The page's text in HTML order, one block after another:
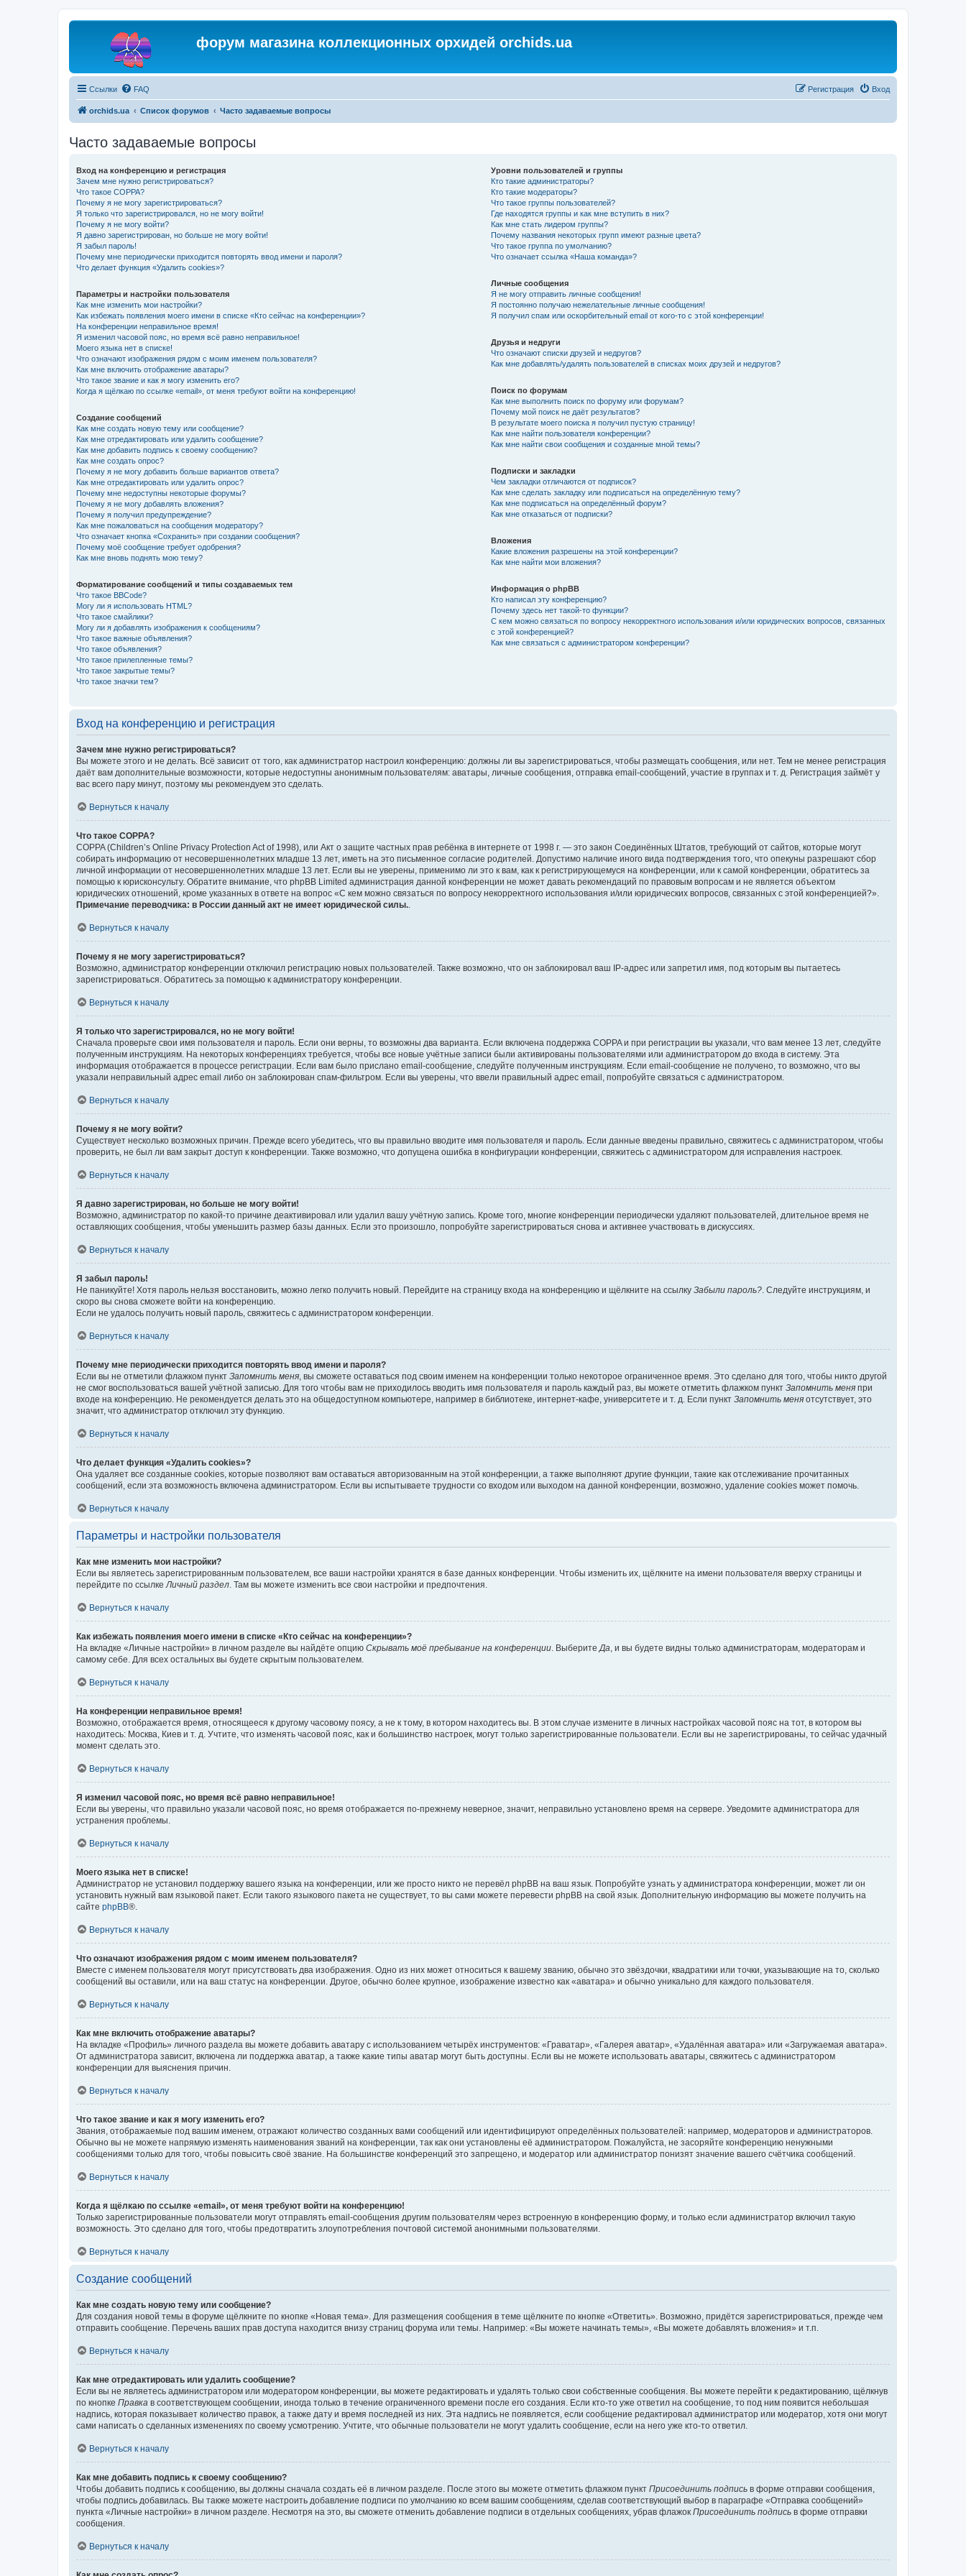
форум магазина коллекционных орхидей orchids.ua
Ссылки FAQ Вход
Регистрация
orchids.ua Список форумов Часто задаваемые вопросы
Часто задаваемые вопросы
Вход на конференцию и регистрация
Зачем мне нужно регистрироваться?
Что такое COPPA?
Почему я не могу зарегистрироваться?
Я только что зарегистрировался, но не могу войти!
Почему я не могу войти?
Я давно зарегистрирован, но больше не могу войти!
Я забыл пароль!
Почему мне периодически приходится повторять ввод имени и пароля?
Что делает функция «Удалить cookies»?
Параметры и настройки пользователя
Как мне изменить мои настройки?
Как избежать появления моего имени в списке «Кто сейчас на конференции»?
На конференции неправильное время!
Я изменил часовой пояс, но время всё равно неправильное!
Моего языка нет в списке!
Что означают изображения рядом с моим именем пользователя?
Как мне включить отображение аватары?
Что такое звание и как я могу изменить его?
Когда я щёлкаю по ссылке «email», от меня требуют войти на конференцию!
Создание сообщений
Как мне создать новую тему или сообщение?
Как мне отредактировать или удалить сообщение?
Как мне добавить подпись к своему сообщению?
Как мне создать опрос?
Почему я не могу добавить больше вариантов ответа?
Как мне отредактировать или удалить опрос?
Почему мне недоступны некоторые форумы?
Почему я не могу добавлять вложения?
Почему я получил предупреждение?
Как мне пожаловаться на сообщения модератору?
Что означает кнопка «Сохранить» при создании сообщения?
Почему моё сообщение требует одобрения?
Как мне вновь поднять мою тему?
Форматирование сообщений и типы создаваемых тем
Что такое BBCode?
Могу ли я использовать HTML?
Что такое смайлики?
Могу ли я добавлять изображения к сообщениям?
Что такое важные объявления?
Что такое объявления?
Что такое прилепленные темы?
Что такое закрытые темы?
Что такое значки тем?
Уровни пользователей и группы
Кто такие администраторы?
Кто такие модераторы?
Что такое группы пользователей?
Где находятся группы и как мне вступить в них?
Как мне стать лидером группы?
Почему названия некоторых групп имеют разные цвета?
Что такое группа по умолчанию?
Что означает ссылка «Наша команда»?
Личные сообщения
Я не могу отправить личные сообщения!
Я постоянно получаю нежелательные личные сообщения!
Я получил спам или оскорбительный email от кого-то с этой конференции!
Друзья и недруги
Что означают списки друзей и недругов?
Как мне добавлять/удалять пользователей в списках моих друзей и недругов?
Поиск по форумам
Как мне выполнить поиск по форуму или форумам?
Почему мой поиск не даёт результатов?
В результате моего поиска я получил пустую страницу!
Как мне найти пользователя конференции?
Как мне найти свои сообщения и созданные мной темы?
Подписки и закладки
Чем закладки отличаются от подписок?
Как мне сделать закладку или подписаться на определённую тему?
Как мне подписаться на определённый форум?
Как мне отказаться от подписки?
Вложения
Какие вложения разрешены на этой конференции?
Как мне найти мои вложения?
Информация о phpBB
Кто написал эту конференцию?
Почему здесь нет такой-то функции?
С кем можно связаться по вопросу некорректного использования и/или юридических вопросов, связанных
с этой конференцией?
Как мне связаться с администратором конференции?
Вход на конференцию и регистрация
Зачем мне нужно регистрироваться?
Вы можете этого и не делать. Всё зависит от того, как администратор настроил конференцию: должны ли вы зарегистрироваться, чтобы размещать сообщения, или нет. Тем не менее регистрация
даёт вам дополнительные возможности, которые недоступны анонимным пользователям: аватары, личные сообщения, отправка email-сообщений, участие в группах и т. д. Регистрация займёт у
вас всего пару минут, поэтому мы рекомендуем это сделать.
Вернуться к началу
Что такое COPPA?
COPPA (Children’s Online Privacy Protection Act of 1998), или Акт о защите частных прав ребёнка в интернете от 1998 г. — это закон Соединённых Штатов, требующий от сайтов, которые могут
собирать информацию от несовершеннолетних младше 13 лет, иметь на это письменное согласие родителей. Допустимо наличие иного вида подтверждения того, что опекуны разрешают сбор
личной информации от несовершеннолетних младше 13 лет. Если вы не уверены, применимо ли это к вам, как к регистрирующемуся на конференции, или к самой конференции, обратитесь за
помощью к юрисконсульту. Обратите внимание, что phpBB Limited администрация данной конференции не может давать рекомендаций по правовым вопросам и не является объектом
юридических отношений, кроме указанных в ответе на вопрос «С кем можно связаться по вопросу некорректного использования и/или юридических вопросов, связанных с этой конференцией?».
Примечание переводчика: в России данный акт не имеет юридической силы..
Вернуться к началу
Почему я не могу зарегистрироваться?
Возможно, администратор конференции отключил регистрацию новых пользователей. Также возможно, что он заблокировал ваш IP-адрес или запретил имя, под которым вы пытаетесь
зарегистрироваться. Обратитесь за помощью к администратору конференции.
Вернуться к началу
Я только что зарегистрировался, но не могу войти!
Сначала проверьте свои имя пользователя и пароль. Если они верны, то возможны два варианта. Если включена поддержка COPPA и при регистрации вы указали, что вам менее 13 лет, следуйте
полученным инструкциям. На некоторых конференциях требуется, чтобы все новые учётные записи были активированы пользователями или администратором до входа в систему. Эта
информация отображается в процессе регистрации. Если вам было прислано email-сообщение, следуйте полученным инструкциям. Если email-сообщение не получено, то возможно, что вы
указали неправильный адрес email либо он заблокирован спам-фильтром. Если вы уверены, что ввели правильный адрес email, попробуйте связаться с администратором.
Вернуться к началу
Почему я не могу войти?
Существует несколько возможных причин. Прежде всего убедитесь, что вы правильно вводите имя пользователя и пароль. Если данные введены правильно, свяжитесь с администратором, чтобы
проверить, не был ли вам закрыт доступ к конференции. Также возможно, что допущена ошибка в конфигурации конференции, свяжитесь с администратором для исправления настроек.
Вернуться к началу
Я давно зарегистрирован, но больше не могу войти!
Возможно, администратор по какой-то причине деактивировал или удалил вашу учётную запись. Кроме того, многие конференции периодически удаляют пользователей, длительное время не
оставляющих сообщения, чтобы уменьшить размер базы данных. Если это произошло, попробуйте зарегистрироваться снова и активнее участвовать в дискуссиях.
Вернуться к началу
Я забыл пароль!
Не паникуйте! Хотя пароль нельзя восстановить, можно легко получить новый. Перейдите на страницу входа на конференцию и щёлкните на ссылку Забыли пароль?. Следуйте инструкциям, и
скоро вы снова сможете войти на конференцию.
Если не удалось получить новый пароль, свяжитесь с администратором конференции.
Вернуться к началу
Почему мне периодически приходится повторять ввод имени и пароля?
Если вы не отметили флажком пункт Запомнить меня, вы сможете оставаться под своим именем на конференции только некоторое ограниченное время. Это сделано для того, чтобы никто другой
не смог воспользоваться вашей учётной записью. Для того чтобы вам не приходилось вводить имя пользователя и пароль каждый раз, вы можете отметить флажком пункт Запомнить меня при
входе на конференцию. Не рекомендуется делать это на общедоступном компьютере, например в библиотеке, интернет-кафе, университете и т. д. Если пункт Запомнить меня отсутствует, это
значит, что администратор отключил эту функцию.
Вернуться к началу
Что делает функция «Удалить cookies»?
Она удаляет все созданные cookies, которые позволяют вам оставаться авторизованным на этой конференции, а также выполняют другие функции, такие как отслеживание прочитанных
сообщений, если эта возможность включена администратором. Если вы испытываете трудности со входом или выходом на данной конференции, возможно, удаление cookies может помочь.
Вернуться к началу
Параметры и настройки пользователя
Как мне изменить мои настройки?
Если вы являетесь зарегистрированным пользователем, все ваши настройки хранятся в базе данных конференции. Чтобы изменить их, щёлкните на имени пользователя вверху страницы и
перейдите по ссылкеЛичный раздел. Там вы можете изменить все свои настройки и предпочтения.
Вернуться к началу
Как избежать появления моего имени в списке «Кто сейчас на конференции»?
На вкладке «Личные настройки» в личном разделе вы найдёте опцию Скрывать моё пребывание на конференции. ВыберитеДа, и вы будете видны только администраторам, модераторам и
самому себе. Для всех остальных вы будете скрытым пользователем.
Вернуться к началу
На конференции неправильное время!
Возможно, отображается время, относящееся к другому часовому поясу, а не к тому, в котором находитесь вы. В этом случае измените в личных настройках часовой пояс на тот, в котором вы
находитесь: Москва, Киев и т. д. Учтите, что изменять часовой пояс, как и большинство настроек, могут только зарегистрированные пользователи. Если вы не зарегистрированы, то сейчас удачный
момент сделать это.
Вернуться к началу
Я изменил часовой пояс, но время всё равно неправильное!
Если вы уверены, что правильно указали часовой пояс, но время отображается по-прежнему неверное, значит, неправильно установлено время на сервере. Уведомите администратора для
устранения проблемы.
Вернуться к началу
Моего языка нет в списке!
Администратор не установил поддержку вашего языка на конференции, или же просто никто не перевёл phpBB на ваш язык. Попробуйте узнать у администратора конференции, может ли он
установить нужный вам языковой пакет. Если такого языкового пакета не существует, то вы сами можете перевести phpBB на свой язык. Дополнительную информацию вы можете получить на
сайте phpBB®.
Вернуться к началу
Что означают изображения рядом с моим именем пользователя?
Вместе с именем пользователя могут присутствовать два изображения. Одно из них может относиться к вашему званию, обычно это звёздочки, квадратики или точки, указывающие на то, сколько
сообщений вы оставили, или на ваш статус на конференции. Другое, обычно более крупное, изображение известно как «аватара» и обычно уникально для каждого пользователя.
Вернуться к началу
Как мне включить отображение аватары?
На вкладке «Профиль» личного раздела вы можете добавить аватару с использованием четырёх инструментов: «Граватар», «Галерея аватар», «Удалённая аватара» или «Загружаемая аватара».
От администратора зависит, включена ли поддержка аватар, а также какие типы аватар могут быть доступны. Если вы не можете использовать аватары, свяжитесь с администратором
конференции для выяснения причин.
Вернуться к началу
Что такое звание и как я могу изменить его?
Звания, отображаемые под вашим именем, отражают количество созданных вами сообщений или идентифицируют определённых пользователей: например, модераторов и администраторов.
Обычно вы не можете напрямую изменять наименования званий на конференции, так как они установлены её администратором. Пожалуйста, не засоряйте конференцию ненужными
сообщениями только для того, чтобы повысить своё звание. На большинстве конференций это запрещено, и модератор или администратор понизят значение вашего счётчика сообщений.
Вернуться к началу
Когда я щёлкаю по ссылке «email», от меня требуют войти на конференцию!
Только зарегистрированные пользователи могут отправлять email-сообщения другим пользователям через встроенную в конференцию форму, и только если администратор включил такую
возможность. Это сделано для того, чтобы предотвратить злоупотребления почтовой системой анонимными пользователями.
Вернуться к началу
Создание сообщений
Как мне создать новую тему или сообщение?
Для создания новой темы в форуме щёлкните по кнопке «Новая тема». Для размещения сообщения в теме щёлкните по кнопке «Ответить». Возможно, придётся зарегистрироваться, прежде чем
отправить сообщение. Перечень ваших прав доступа находится внизу страниц форума или темы. Например: «Вы можете начинать темы», «Вы можете добавлять вложения» и т.п.
Вернуться к началу
Как мне отредактировать или удалить сообщение?
Если вы не являетесь администратором или модератором конференции, вы можете редактировать и удалять только свои собственные сообщения. Вы можете перейти к редактированию, щёлкнув
по кнопке Правка в соответствующем сообщении, иногда только в течение ограниченного времени после его создания. Если кто-то уже ответил на сообщение, то под ним появится небольшая
надпись, которая показывает количество правок, а также дату и время последней из них. Эта надпись не появляется, если сообщение редактировал администратор или модератор, хотя они могут
сами написать о сделанных изменениях по своему усмотрению. Учтите, что обычные пользователи не могут удалить сообщение, если на него уже кто-то ответил.
Вернуться к началу
Как мне добавить подпись к своему сообщению?
Чтобы добавить подпись к сообщению, вы должны сначала создать её в личном разделе. После этого вы можете отметить флажком пункт Присоединить подпись в форме отправки сообщения,
чтобы подпись добавилась. Вы также можете настроить добавление подписи по умолчанию ко всем вашим сообщениям, сделав соответствующий выбор в параграфе «Отправка сообщений»
пункта «Личные настройки» в личном разделе. Несмотря на это, вы сможете отменить добавление подписи в отдельных сообщениях, убрав флажок Присоединить подпись в форме отправки
сообщения.
Вернуться к началу